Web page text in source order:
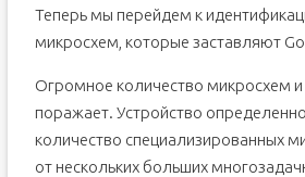
Теперь мы перейдем к
микросхем, которые заставляют
Огромное количество микросхем и
поражает. Устройство
количество специализированных
от нескольких больших